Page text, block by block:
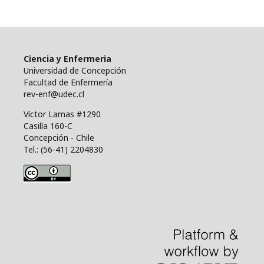
Ciencia y Enfermeria
Universidad de Concepción
Facultad de Enfermería
rev-enf@udec.cl
Víctor Lamas #1290
Casilla 160-C
Concepción - Chile
Tel.: (56-41) 2204830